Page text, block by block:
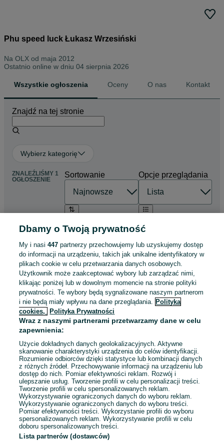
Phu speed luck Łukasz Wrzesiński
Na OLX od maja 2012
Ostatnio online w dniu 04 sierpnia 2026
Wszystkie ogłoszenia Oceny O nas Kontakt
Znajdź na tej stronie
Wybierz kategorię
ZNALEŹLIŚMY 1
OGŁOSZENIE
Sortowanie Opcje przeglądania
Zatrudnie kierowcę kat. C
Phu speed luck Łukasz Wrzesiński
9 000 - 12 000 zł / mies. brutto
Magnice
Praca dodatkowa
Umowa zlecenie
Odpowiednie doświadczenie zawodowe
Prawo jazdy: Kat. C
Wymagane uprawnienia: Karta kierowcy, Świadectwo
Zasięg transportu: Tylko krajowy
Odświeżono dnia 30 lipca 2026
Dbamy o Twoją prywatność
My i nasi447 partnerzy przechowujemy lub uzyskujemy dostęp
do informacji na urządzeniu, takich jak unikalne identyfikatory w
plikach cookie w celu przetwarzania danych osobowych.
Użytkownik może zaakceptować wybory lub zarządzać nimi,
klikając poniżej lub w dowolnym momencie na stronie polityki
prywatności. Te wybory będą sygnalizowane naszym partnerom
i nie będą miały wpływu na dane przeglądania. Polityka
cookies,
Polityka Prywatności
Wraz z naszymi partnerami przetwarzamy dane w celu
zapewnienia:
Użycie dokładnych danych geolokalizacyjnych. Aktywne
skanowanie charakterystyki urządzenia do celów identyfikacji.
Rozumienie odbiorców dzięki statystyce lub kombinacji danych
z różnych źródeł. Przechowywanie informacji na urządzeniu lub
dostęp do nich. Pomiar efektywności reklam. Rozwój i
ulepszanie usług. Tworzenie profili w celu personalizacji treści.
Tworzenie profili w celu spersonalizowanych reklam.
Wykorzystywanie ograniczonych danych do wyboru reklam.
Wykorzystywanie ograniczonych danych do wyboru treści.
Pomiar efektywności treści. Wykorzystanie profili do wyboru
spersonalizowanych reklam. Wykorzystywanie profili w celu
doboru spersonalizowanych treści.
Lista partnerów (dostawców)